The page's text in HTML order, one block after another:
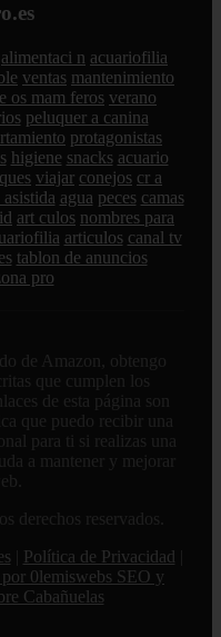
alimentaci n acuariofilia
ventas mantenimiento
os mam feros verano
peluquer a canina
protagonistas
higiene snacks acuario
viajar conejos cr a
asistida agua peces camas
art culos nombres para
articulos canal tv
tablon de anuncios
pro
de Amazon, obtengo
que cumplen los
de esta página son
que puedo recibir una
para ti si realizas una
a mantener y mejorar
derechos reservados.
Política de Privacidad
0lemiswebs SEO y
Cabañuelas